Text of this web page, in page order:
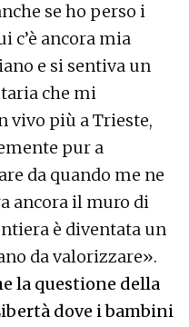
se ho perso i
c’è ancora mia
e si sentiva un
che mi
vivo più a Trieste,
pur a
da quando me ne
ancora il muro di
è diventata un
da valorizzare».
la questione della
dove i bambini